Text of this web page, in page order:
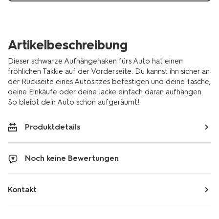
Artikelbeschreibung
Dieser schwarze Aufhängehaken fürs Auto hat einen
fröhlichen Takkie auf der Vorderseite. Du kannst ihn sicher an
der Rückseite eines Autositzes befestigen und deine Tasche,
deine Einkäufe oder deine Jacke einfach daran aufhängen.
So bleibt dein Auto schon aufgeräumt!
Produktdetails
Noch keine Bewertungen
Kontakt